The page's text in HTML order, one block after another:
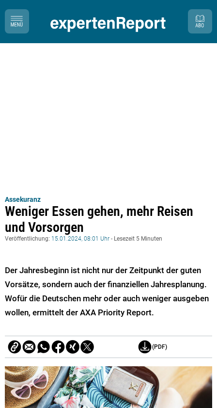
Assekuranz
Weniger Essen gehen, mehr Reisen
und Vorsorgen
Veröffentlichung: 15.01.2024, 08:01 Uhr - Lesezeit 5 Minuten
Der Jahresbeginn ist nicht nur der Zeitpunkt der guten
Vorsätze, sondern auch der finanziellen Jahresplanung.
Wofür die Deutschen mehr oder auch weniger ausgeben
wollen, ermittelt der AXA Priority Report.
(PDF)